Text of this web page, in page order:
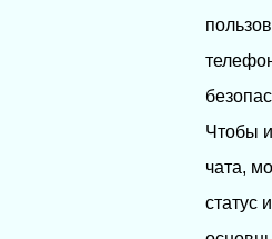
Чтобы
чата,
статус